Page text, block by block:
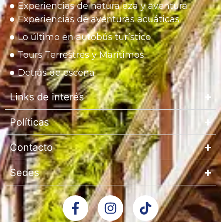
Experiencias de naturaleza y aventura
Experiencias de aventuras acuáticas
Lo último en autobús turístico
Tours Terrestres y Marítimos
Detrás de escena
Links de interés
Políticas
Contacto
Sedes